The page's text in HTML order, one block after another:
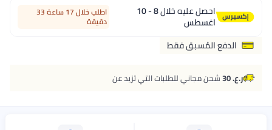
احصل عليه خلال
8 - 10
اغسطس
اطلب خلال 17 ساعة 33
دقيقة
الدفع المُسبق فقط
ر.ع. 30 شحن مجاني للطلبات التي تزيد عن